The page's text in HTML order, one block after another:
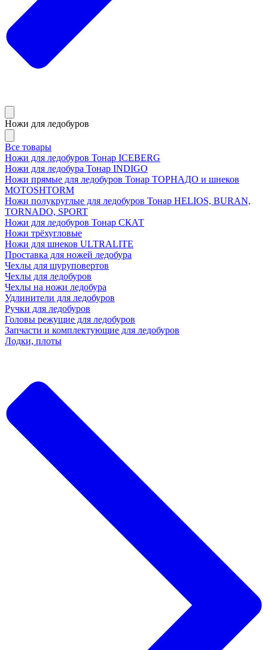
Ножи для ледобуров
Все товары
Ножи для ледобуров Тонар ICEBERG
Ножи для ледобура Тонар INDIGO
Ножи прямые для ледобуров Тонар ТОРНАДО и шнеков
MOTOSHTORM
Ножи полукруглые для ледобуров Тонар HELIOS, BURAN,
TORNADO, SPORT
Ножи для ледобуров Тонар СКАТ
Ножи трёхугловые
Ножи для шнеков ULTRALITE
Проставка для ножей ледобура
Чехлы для шуруповертов
Чехлы для ледобуров
Чехлы на ножи ледобура
Удлинители для ледобуров
Ручки для ледобуров
Головы режущие для ледобуров
Запчасти и комплектующие для ледобуров
Лодки, плоты